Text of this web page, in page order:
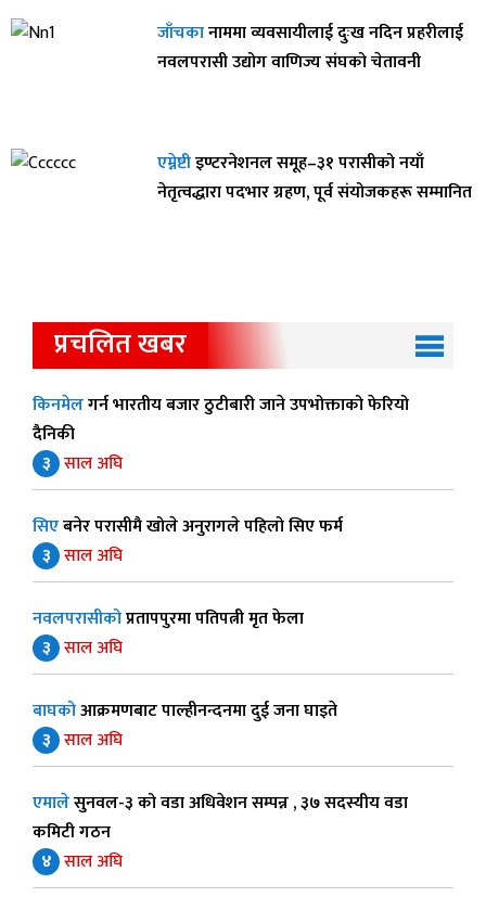
जाँचकानाममा व्यवसायीलाई दुःख नदिन प्रहरीलाई
नवलपरासी उद्योग वाणिज्य संघको चेतावनी
एम्नेष्टीइण्टरनेशनल समूह–३१ परासीको नयाँ
नेतृत्वद्धारा पदभार ग्रहण, पूर्व संयोजकहरू सम्मानित
प्रचलित खबर
किनमेलगर्न भारतीय बजार ठुटीबारी जाने उपभोक्ताको फेरियो
दैनिकी
३ साल अघि
सिएबनेर परासीमै खोले अनुरागले पहिलो सिए फर्म
३ साल अघि
नवलपरासीकोप्रतापपुरमा पतिपत्नी मृत फेला
३ साल अघि
बाघकोआक्रमणबाट पाल्हीनन्दनमा दुई जना घाइते
३ साल अघि
एमालेसुनवल-३ को वडा अधिवेशन सम्पन्न , ३७ सदस्यीय वडा
कमिटी गठन
४ साल अघि